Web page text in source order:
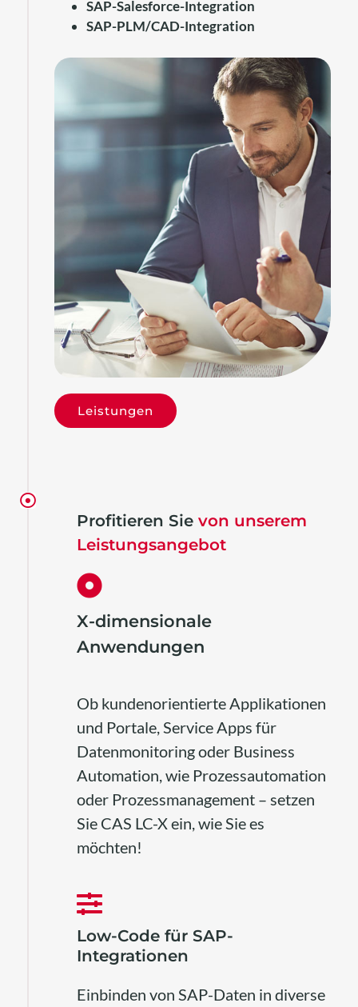
SAP-Salesforce-Integration
SAP-PLM/CAD-Integration
Leistungen
Profitieren Sievon unserem
Leistungsangebot
X-dimensionale
Anwendungen
Ob kundenorientierte Applikationen
und Portale, Service Apps für
Datenmonitoring oder Business
Automation, wie Prozessautomation
oder Prozessmanagement – setzen
Sie CAS LC-X ein, wie Sie es
möchten!
Low-Code für SAP-
Integrationen
Einbinden von SAP-Daten in diverse